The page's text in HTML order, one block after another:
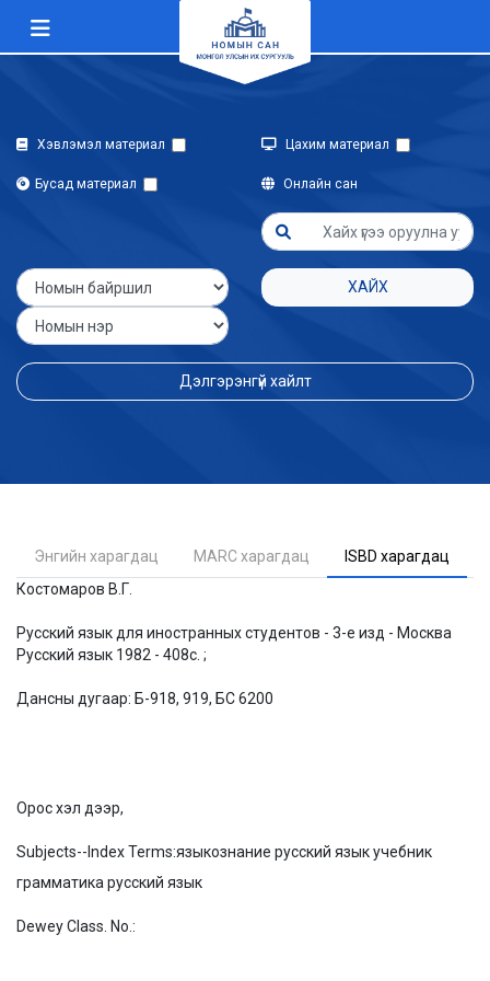
Хэвлэмэл материал Цахим материал
Бусад материал Онлайн сан
ХАЙХ
Дэлгэрэнгүй хайлт
Энгийн харагдац MARC харагдац
ISBD харагдац
Костомаров В.Г.
Русский язык для иностранных студентов - 3-е изд - Москва
Русский язык 1982 - 408с. ;
Дансны дугаар: Б-918, 919, БС 6200
Орос хэл дээр,
Subjects--Index Terms:языкознание русский язык учебник
грамматика русский язык
Dewey Class. No.: